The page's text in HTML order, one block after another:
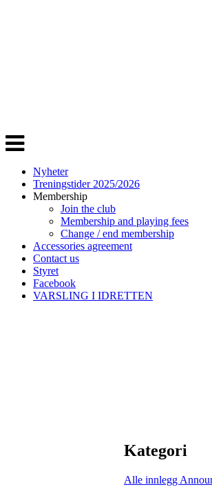
Veksle
navigasjon
Nyheter
Treningstider 2025/2026
Membership
Join the club
Membership and playing fees
Change / end membership
Accessories agreement
Contact us
Styret
Facebook
VARSLING I IDRETTEN
Kategori
Alle innlegg